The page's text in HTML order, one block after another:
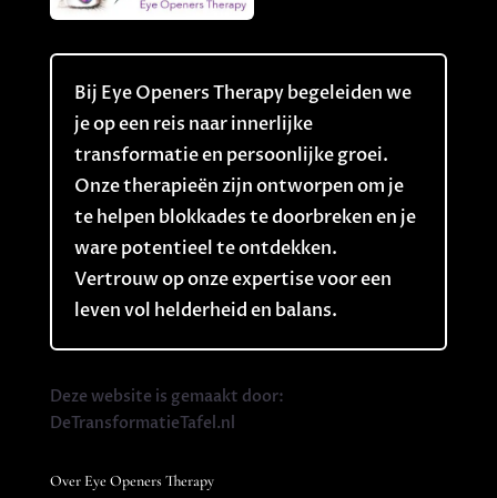
Bij Eye Openers Therapy begeleiden we
je op een reis naar innerlijke
transformatie en persoonlijke groei.
Onze therapieën zijn ontworpen om je
te helpen blokkades te doorbreken en je
ware potentieel te ontdekken.
Vertrouw op onze expertise voor een
leven vol helderheid en balans.
Deze website is gemaakt door:
DeTransformatieTafel.nl
Over Eye Openers Therapy